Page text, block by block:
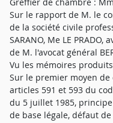
Sur le rapport de M. le
de la société civile
SARANO, Me LE
de M. l'avocat général
Vu les mémoires
Sur le premier moyen
articles 591 et 593 du
du 5 juillet 1985,
de base légale, défaut